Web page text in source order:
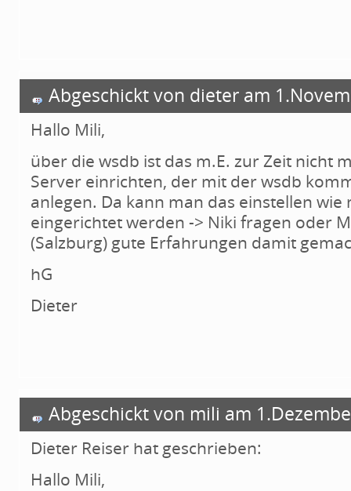
Abgeschickt von dieter am
Hallo Mili,
über die wsdb ist das m.E. zur Zeit nicht
Server einrichten, der mit der wsdb
anlegen. Da kann man das einstellen
eingerichtet werden -> Niki fragen oder
(Salzburg) gute Erfahrungen damit
hG
Dieter
Abgeschickt von mili am
Dieter Reiser hat geschrieben:
Hallo Mili,